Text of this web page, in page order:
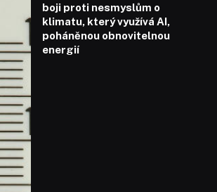
boji proti nesmyslům o
klimatu, který využívá AI,
poháněnou obnovitelnou
energií